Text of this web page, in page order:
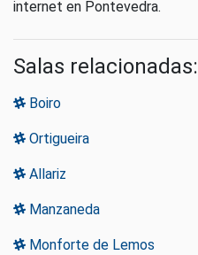
internet en Pontevedra.
Salas relacionadas:
Boiro
Ortigueira
Allariz
Manzaneda
Monforte de Lemos